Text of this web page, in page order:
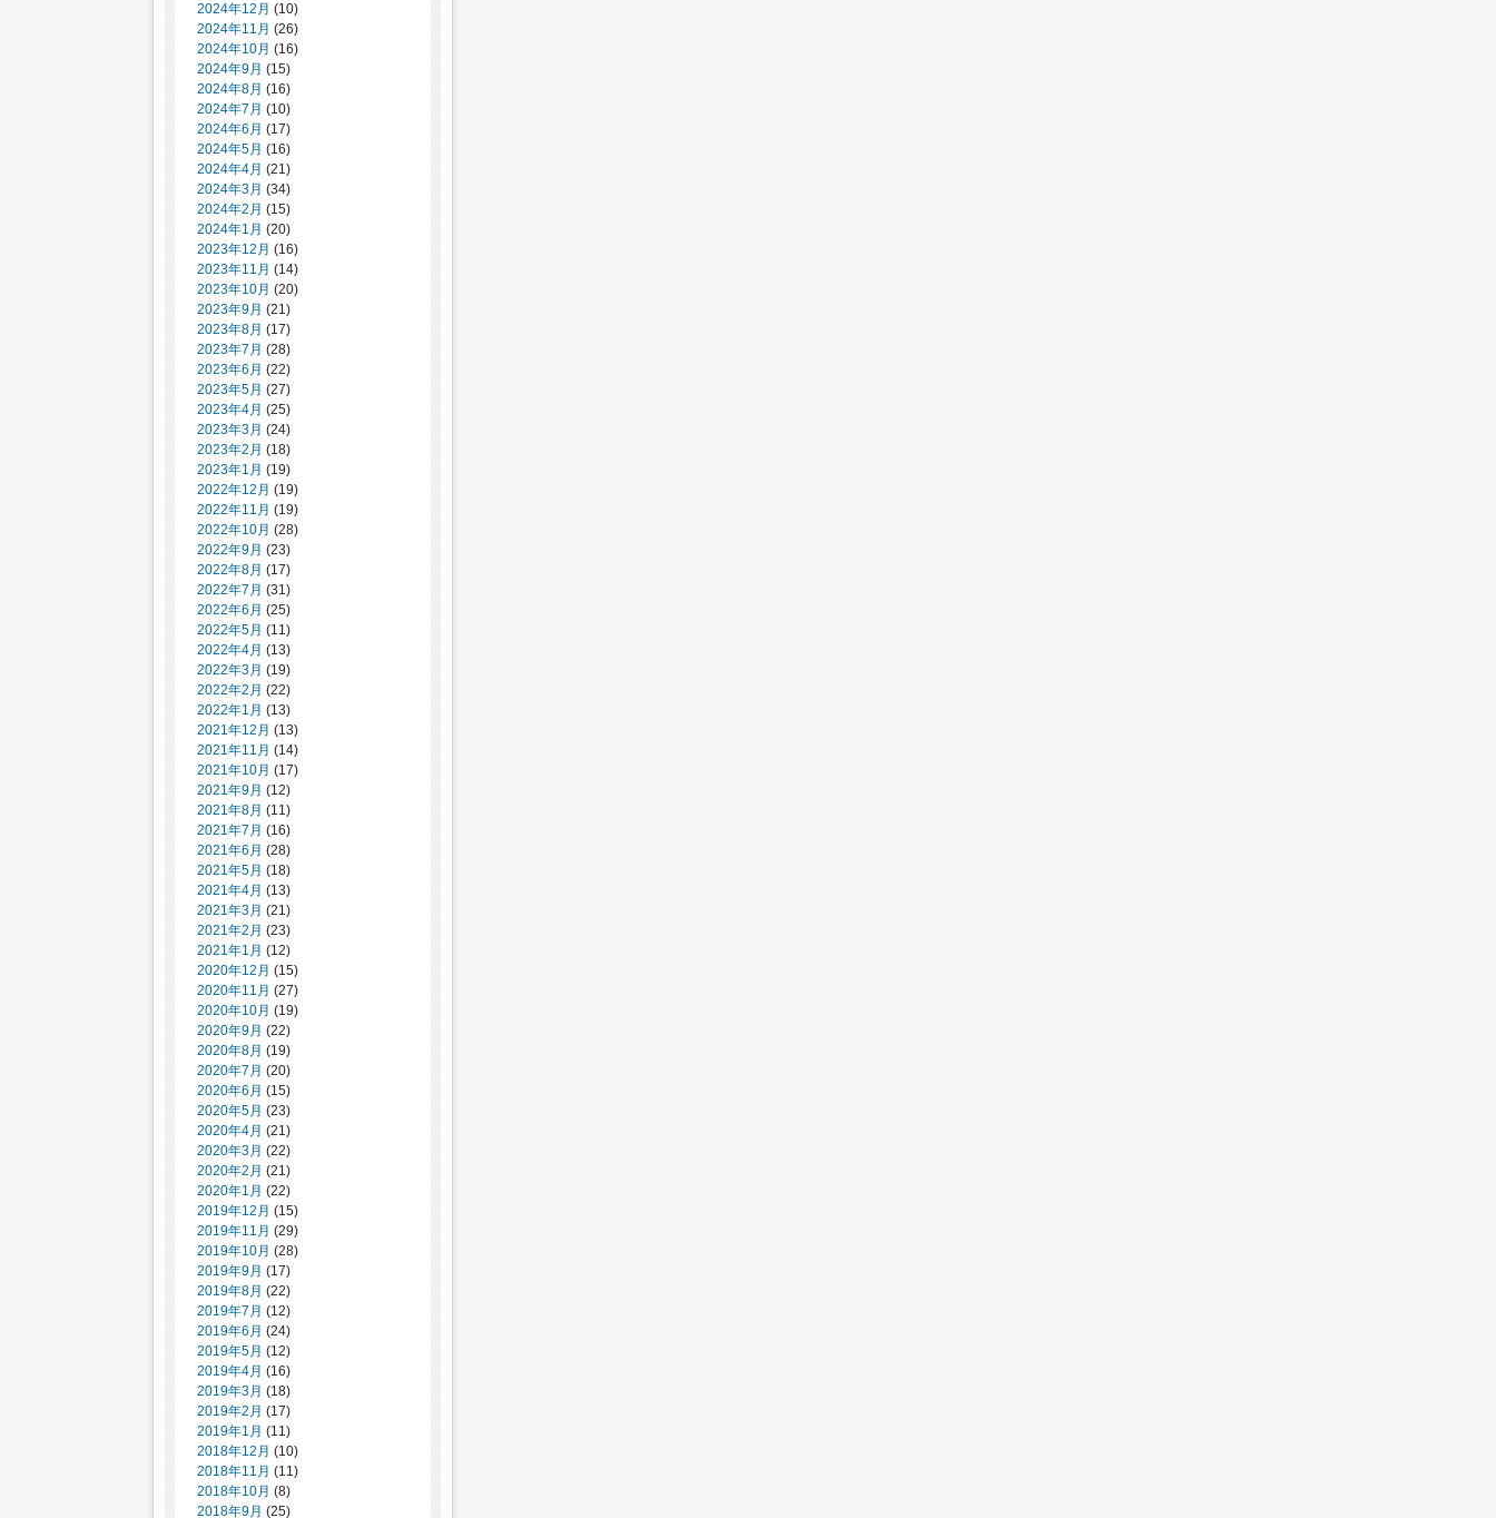
2024年12月 (10)
2024年11月 (26)
2024年10月 (16)
2024年9月 (15)
2024年8月 (16)
2024年7月 (10)
2024年6月 (17)
2024年5月 (16)
2024年4月 (21)
2024年3月 (34)
2024年2月 (15)
2024年1月 (20)
2023年12月 (16)
2023年11月 (14)
2023年10月 (20)
2023年9月 (21)
2023年8月 (17)
2023年7月 (28)
2023年6月 (22)
2023年5月 (27)
2023年4月 (25)
2023年3月 (24)
2023年2月 (18)
2023年1月 (19)
2022年12月 (19)
2022年11月 (19)
2022年10月 (28)
2022年9月 (23)
2022年8月 (17)
2022年7月 (31)
2022年6月 (25)
2022年5月 (11)
2022年4月 (13)
2022年3月 (19)
2022年2月 (22)
2022年1月 (13)
2021年12月 (13)
2021年11月 (14)
2021年10月 (17)
2021年9月 (12)
2021年8月 (11)
2021年7月 (16)
2021年6月 (28)
2021年5月 (18)
2021年4月 (13)
2021年3月 (21)
2021年2月 (23)
2021年1月 (12)
2020年12月 (15)
2020年11月 (27)
2020年10月 (19)
2020年9月 (22)
2020年8月 (19)
2020年7月 (20)
2020年6月 (15)
2020年5月 (23)
2020年4月 (21)
2020年3月 (22)
2020年2月 (21)
2020年1月 (22)
2019年12月 (15)
2019年11月 (29)
2019年10月 (28)
2019年9月 (17)
2019年8月 (22)
2019年7月 (12)
2019年6月 (24)
2019年5月 (12)
2019年4月 (16)
2019年3月 (18)
2019年2月 (17)
2019年1月 (11)
2018年12月 (10)
2018年11月 (11)
2018年10月 (8)
2018年9月 (25)